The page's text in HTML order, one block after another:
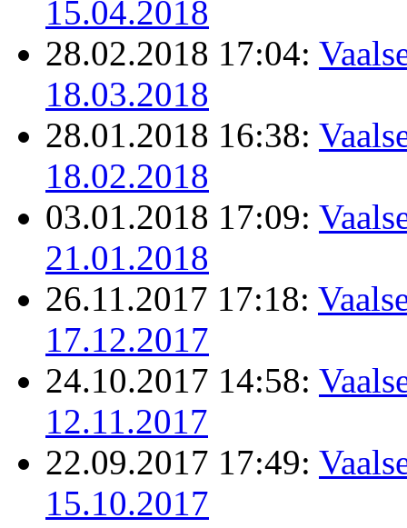
15.04.2018
28.02.2018 17:04:
18.03.2018
28.01.2018 16:38:
18.02.2018
03.01.2018 17:09:
21.01.2018
26.11.2017 17:18:
17.12.2017
24.10.2017 14:58:
12.11.2017
22.09.2017 17:49:
15.10.2017